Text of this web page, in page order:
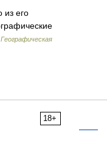
из его
Географическая
18+